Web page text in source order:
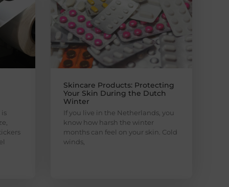
is
Skincare Products: Protecting
Your Skin During the Dutch
Winter
If you live in the Netherlands, you
know how harsh the winter
months can feel on your skin. Cold
winds,